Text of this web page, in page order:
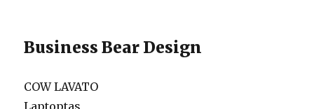
Business Bear Design
COW LAVATO